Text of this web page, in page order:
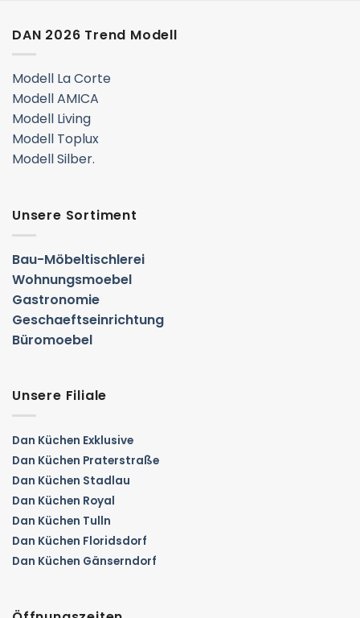
DAN 2026 Trend Modell
Modell La Corte
Modell AMICA
Modell Living
Modell Toplux
Modell Silber.
Unsere Sortiment
Bau-Möbeltischlerei
Wohnungsmoebel
Gastronomie
Geschaeftseinrichtung
Büromoebel
Unsere Filiale
Dan Küchen Exklusive
Dan Küchen Praterstraße
Dan Küchen Stadlau
Dan Küchen Royal
Dan Küchen Tulln
Dan Küchen Floridsdorf
Dan Küchen Gänserndorf